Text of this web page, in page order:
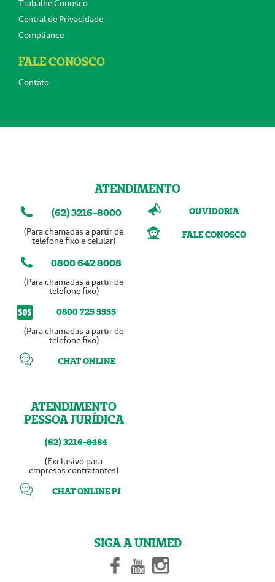
Trabalhe Conosco
Central de Privacidade
Compliance
FALE CONOSCO
Contato
ATENDIMENTO
(62) 3216-8000
(Para chamadas a partir de
telefone fixo e celular)
0800 642 8008
(Para chamadas a partir de
telefone fixo)
0800 725 5555
(Para chamadas a partir de
telefone fixo)
CHAT ONLINE
ATENDIMENTO
PESSOA JURÍDICA
(62) 3216-8484
(Exclusivo para
empresas contratantes)
CHAT ONLINE PJ
OUVIDORIA
FALE CONOSCO
SIGA A UNIMED